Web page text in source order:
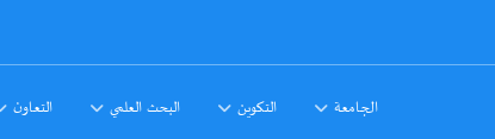
الجامعة التكوين البحث العلمي التعاون